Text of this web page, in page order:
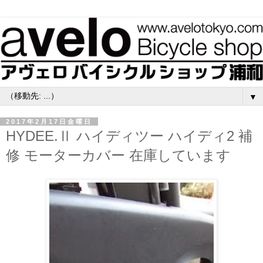
▼
2017年2月17日金曜日
HYDEE.Ⅱ ハイディツー ハイディ2 補
修 モーターカバー 在庫しています